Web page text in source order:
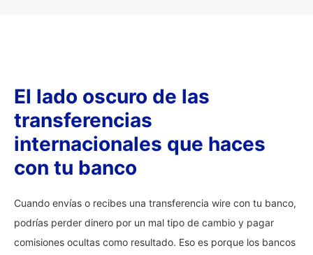
El lado oscuro de las
transferencias
internacionales que haces
con tu banco
Cuando envías o recibes una transferencia wire con tu banco,
podrías perder dinero por un mal tipo de cambio y pagar
comisiones ocultas como resultado. Eso es porque los bancos